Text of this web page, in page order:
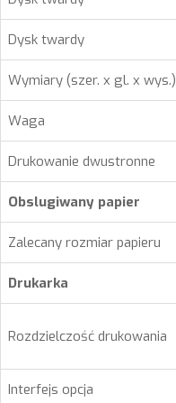
Dysk twardy
Wymiary (szer. x gl. x wys.)
Waga
Drukowanie dwustronne
Obslugiwany papier
Zalecany rozmiar papieru
Drukarka
Rozdzielczość drukowania
Interfejs opcja